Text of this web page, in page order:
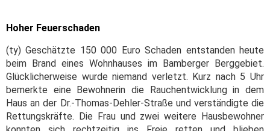
Hoher Feuerschaden
(ty) Geschätzte 150 000 Euro Schaden entstanden heute
beim Brand eines Wohnhauses im Bamberger Berggebiet.
Glücklicherweise wurde niemand verletzt. Kurz nach 5 Uhr
bemerkte eine Bewohnerin die Rauchentwicklung in dem
Haus an der Dr.-Thomas-Dehler-Straße und verständigte die
Rettungskräfte. Die Frau und zwei weitere Hausbewohner